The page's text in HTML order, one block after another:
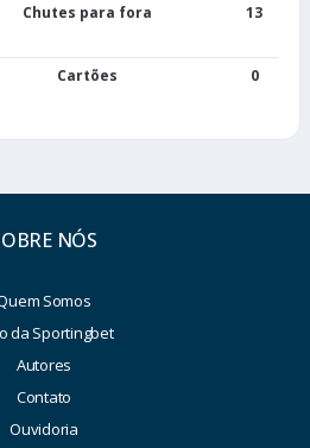
Chutes para fora 13
Cartões 0
NÓS
Somos
da Sportingbet
Autores
Contato
Ouvidoria